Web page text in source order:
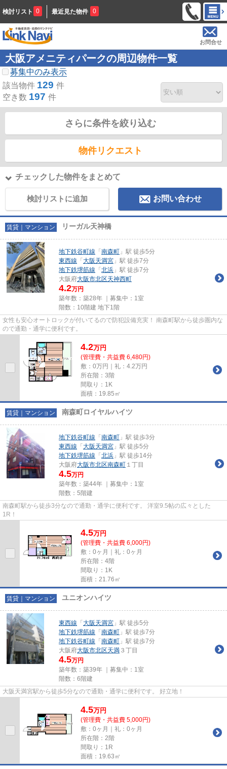
検討リスト 0 最近見た物件 0
お問合せ
大阪アメニティパークの周辺物件一覧
募集中のみ表示
該当物件 129 件
空き数 197 件
さらに条件を絞り込む
物件リクエスト
チェックした物件をまとめて
検討リストに追加 お問い合わせ
賃貸｜マンション リーガル天神橋
地下鉄谷町線 「 南森町 」駅 徒歩5分
東西線 「 大阪天満宮 」駅 徒歩7分
地下鉄堺筋線 「 北浜 」駅 徒歩7分
大阪府大阪市北区天神西町
4.2万円
築年数：築28年 ｜募集中： 1室
階数：10階建 地下1階
女性も安心オートロックが付いてるので防犯設備充実！ 南森町駅から徒歩圏内な
ので通勤・通学に便利です。
4.2万円
(管理費・共益費 6,480円)
敷：0万円｜礼：4.2万円
所在階：3階
間取り：1K
面積：19.85㎡
賃貸｜マンション 南森町ロイヤルハイツ
地下鉄谷町線 「 南森町 」駅 徒歩3分
東西線 「 大阪天満宮 」駅 徒歩5分
地下鉄堺筋線 「 北浜 」駅 徒歩14分
大阪府大阪市北区南森町 １丁目
4.5万円
築年数：築44年 ｜募集中： 1室
階数：5階建
南森町駅から徒歩3分なので通勤・通学に便利です。 洋室9.5帖の広々とした
1R！
4.5万円
(管理費・共益費 6,000円)
敷：0ヶ月｜礼：0ヶ月
所在階：4階
間取り：1K
面積：21.76㎡
賃貸｜マンション ユニオンハイツ
東西線 「 大阪天満宮 」駅 徒歩5分
地下鉄堺筋線 「 南森町 」駅 徒歩7分
地下鉄谷町線 「 南森町 」駅 徒歩7分
大阪府大阪市北区天満 ３丁目
4.5万円
築年数：築39年 ｜募集中： 1室
階数：6階建
大阪天満宮駅から徒歩5分なので通勤・通学に便利です。 好立地！
4.5万円
(管理費・共益費 5,000円)
敷：0ヶ月｜礼：0ヶ月
所在階：2階
間取り：1R
面積：19.63㎡